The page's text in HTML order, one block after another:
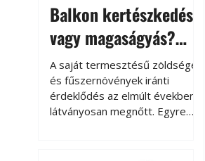
Balkon kertészkedés
vagy magaságyás?
Helytakarékos
kertészkedés
A saját termesztésű zöldségek
és fűszernövények iránti
érdeklődés az elmúlt években
látványosan megnőtt. Egyre